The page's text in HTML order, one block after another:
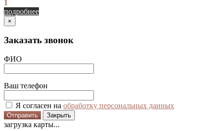
1
подробнее
×
Заказать звонок
ФИО
Ваш телефон
Я согласен на обработку персональных данных
Отправить Закрыть
загрузка карты...